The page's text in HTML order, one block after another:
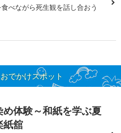
べながら死生観を話し合おう
でかけスポット
め体験～和紙を学ぶ夏
紙舘